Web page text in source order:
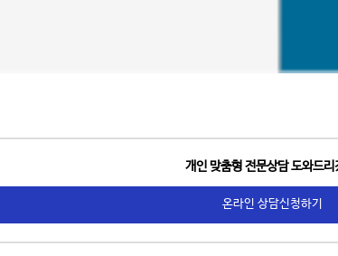
개인 맞춤형 전문상담 도와드리
온라인 상담신청하기